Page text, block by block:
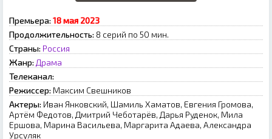
Премьера: 18 мая 2023
Продолжительность: 8 серий по 50 мин.
Страны: Россия
Жанр: Драма
Телеканал:
Режиссер: Максим Свешников
Актеры: Иван Янковский, Шамиль Хаматов, Евгения Громова,
Артём Федотов, Дмитрий Чеботарёв, Дарья Руденок, Мила
Ершова, Марина Васильева, Маргарита Адаева, Александра
Урсуляк